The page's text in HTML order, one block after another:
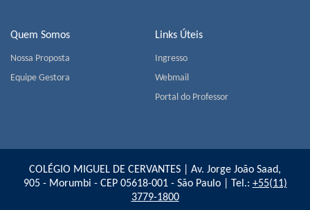
Quem Somos
Nossa Proposta
Equipe Gestora
Links Úteis
Ingresso
Webmail
Portal do Professor
COLÉGIO MIGUEL DE CERVANTES | Av. Jorge João Saad,
905 - Morumbi - CEP 05618-001 - São Paulo | Tel.: +55(11)
3779-1800